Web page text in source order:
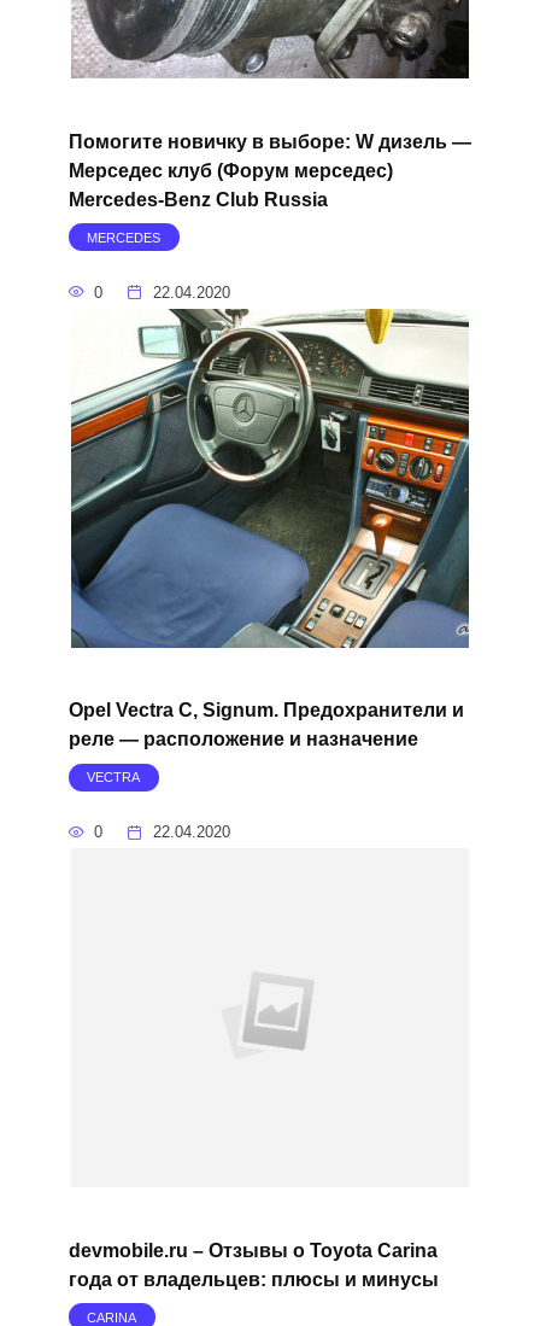
Помогите новичку в выборе: W дизель —
Мерседес клуб (Форум мерседес)
Mercedes-Benz Club Russia
MERCEDES
0 22.04.2020
Opel Vectra C, Signum. Предохранители и
реле — расположение и назначение
VECTRA
0 22.04.2020
devmobile.ru – Отзывы о Toyota Carina
года от владельцев: плюсы и минусы
CARINA